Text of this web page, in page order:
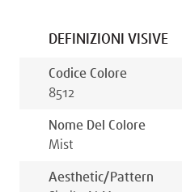
DEFINIZIONI VISIVE
Codice Colore
8512
Nome Del Colore
Mist
Aesthetic/pattern